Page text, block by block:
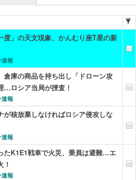
度」の天文現象、かんむり座T星の新
報
倉庫の商品を持ち出し「ドローン攻
…ロシア当局が捜査！
報
が核放棄しなければロシア侵攻しな
報
たK1E1戦車で火災、乗員は避難…エ
！
報